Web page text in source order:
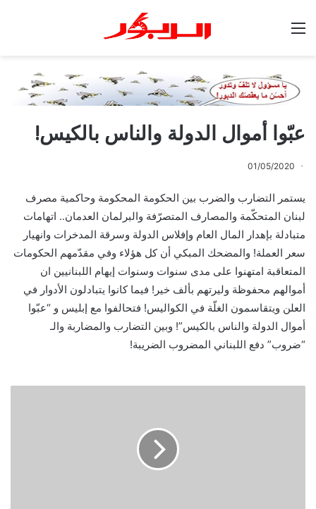
عبّوا أموال الدولة والناس بالكيس!
01/05/2020
يستمر التضارب والضرب بين الحكومة المحكومة وحاكمية مصرف
لبنان المتحكّمة والمصارف المتصرّفة والبرلمان العدمان.. اتهامات
متبادلة بإهدار المال العام وإفلاس الدولة وسرقة المدخرات وانهيار
سعر العملة! والمضحك المبكي أن كل هؤلاء وفي مقدّمهم الحكومات
المتعاقبة امتهنوا على مدى سنوات وسنوات إيهام اللبنانيين ان
أموالهم محفوظة وليرتهم بألف خير! فيما كانوا يتبادلون الأدوار في
العلن ويتقاسمون الغلّة في الكواليس! فتحالفوا مع إبليس و “عبّوا
أموال الدولة والناس بالكيس”! وبين التضارب والمضاربة والـ
“ضروب” دفع اللبناني المضروب الضريبة!